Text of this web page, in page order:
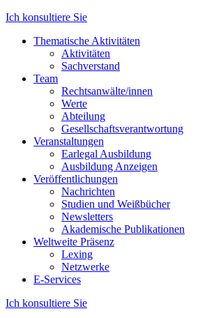
Ich konsultiere Sie
Thematische Aktivitäten
Aktivitäten
Sachverstand
Team
Rechtsanwälte/innen
Werte
Abteilung
Gesellschaftsverantwortung
Veranstaltungen
Earlegal Ausbildung
Ausbildung Anzeigen
Veröffentlichungen
Nachrichten
Studien und Weißbücher
Newsletters
Akademische Publikationen
Weltweite Präsenz
Lexing
Netzwerke
E-Services
Ich konsultiere Sie